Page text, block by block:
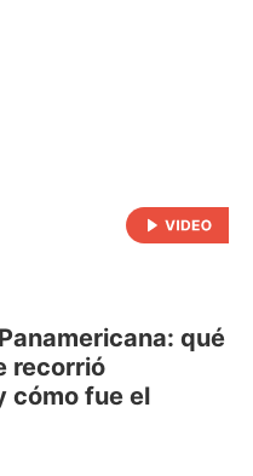
qué
recorrió
cómo fue el